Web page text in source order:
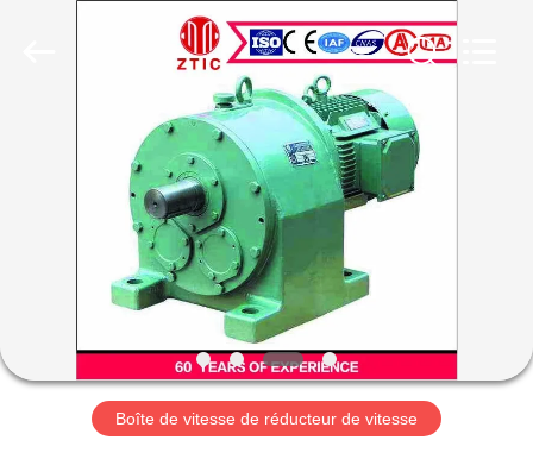
PRODUITS
AU
SUJET Boîte de vitesse de réducteur de vitesse